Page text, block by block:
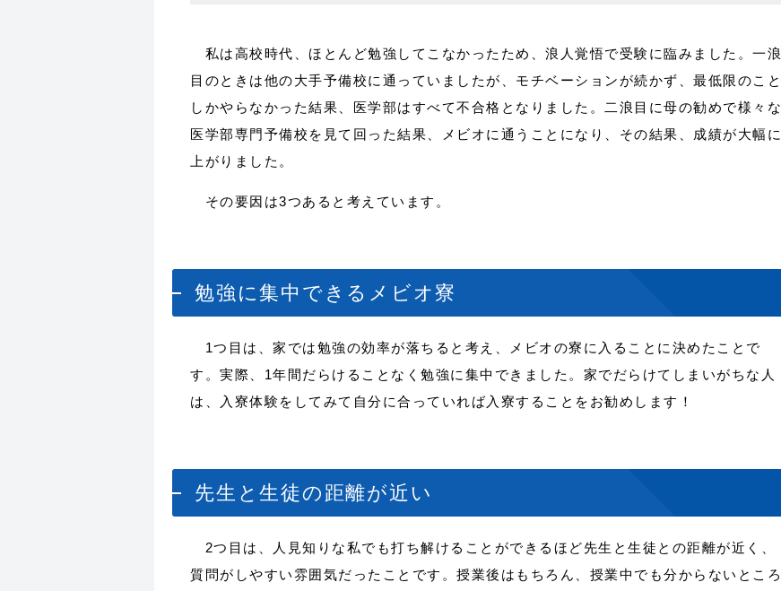
私は高校時代、ほとんど勉強してこなかったため、浪人覚悟で受験に臨みました。一浪
目のときは他の大手予備校に通っていましたが、モチベーションが続かず、最低限のこと
しかやらなかった結果、医学部はすべて不合格となりました。二浪目に母の勧めで様々な
医学部専門予備校を見て回った結果、メビオに通うことになり、その結果、成績が大幅に
上がりました。
その要因は3つあると考えています。
勉強に集中できるメビオ寮
1つ目は、家では勉強の効率が落ちると考え、メビオの寮に入ることに決めたことで
す。実際、1年間だらけることなく勉強に集中できました。家でだらけてしまいがちな人
は、入寮体験をしてみて自分に合っていれば入寮することをお勧めします！
先生と生徒の距離が近い
2つ目は、人見知りな私でも打ち解けることができるほど先生と生徒との距離が近く、
質問がしやすい雰囲気だったことです。授業後はもちろん、授業中でも分からないところ